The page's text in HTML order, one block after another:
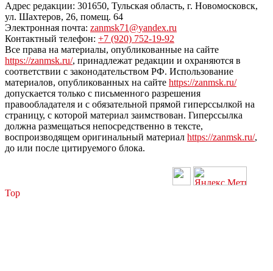
Адрес редакции: 301650, Тульская область, г. Новомосковск,
ул. Шахтеров, 26, помещ. 64
Электронная почта: zanmsk71@yandex.ru
Контактный телефон: +7 (920) 752-19-92
Все права на материалы, опубликованные на сайте
https://zanmsk.ru/, принадлежат редакции и охраняются в
соответствии с законодательством РФ. Использование
материалов, опубликованных на сайте https://zanmsk.ru/
допускается только с письменного разрешения
правообладателя и с обязательной прямой гиперссылкой на
страницу, с которой материал заимствован. Гиперссылка
должна размещаться непосредственно в тексте,
воспроизводящем оригинальный материал https://zanmsk.ru/,
до или после цитируемого блока.
Top